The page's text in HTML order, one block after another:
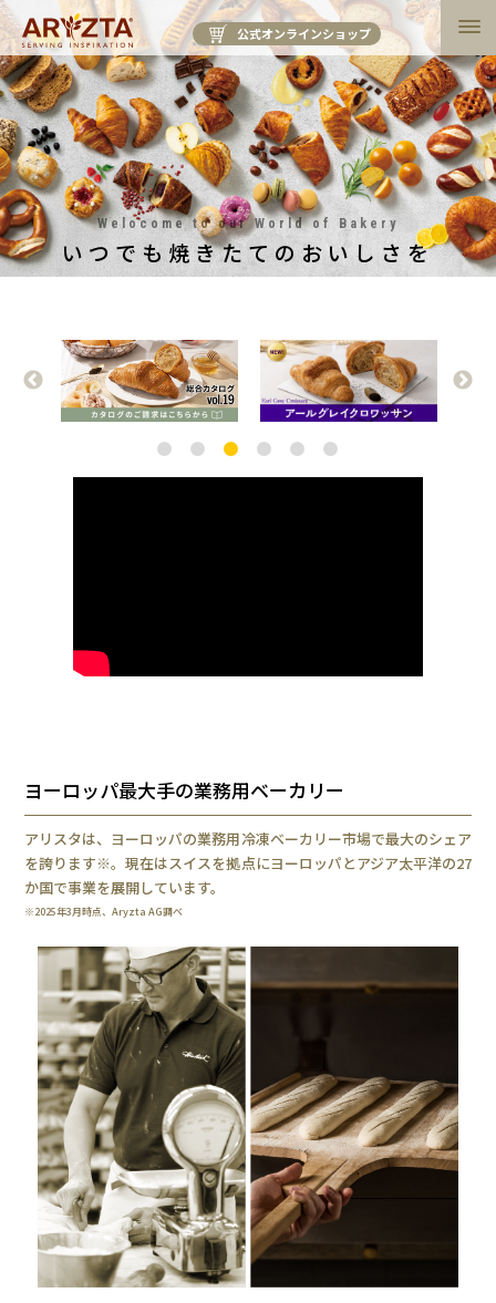
公式オンラインショップ
Welocome to our World of Bakery
いつでも焼きたてのおいしさを
ヨーロッパ最大手の業務用ベーカリー
アリスタは、ヨーロッパの業務用冷凍ベーカリー市場で最大のシェア
を誇ります※。現在はスイスを拠点にヨーロッパとアジア太平洋の27
か国で事業を展開しています。
※2025年3月時点、Aryzta AG調べ